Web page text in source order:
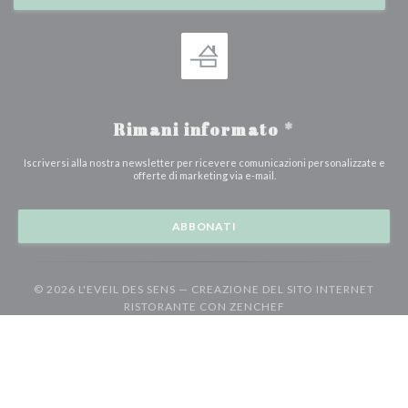
Rimani informato *
Iscriversi alla nostra newsletter per ricevere comunicazioni personalizzate e
offerte di marketing via e-mail.
ABBONATI
© 2026 L'EVEIL DES SENS — CREAZIONE DEL SITO INTERNET
RISTORANTE CON ZENCHEF